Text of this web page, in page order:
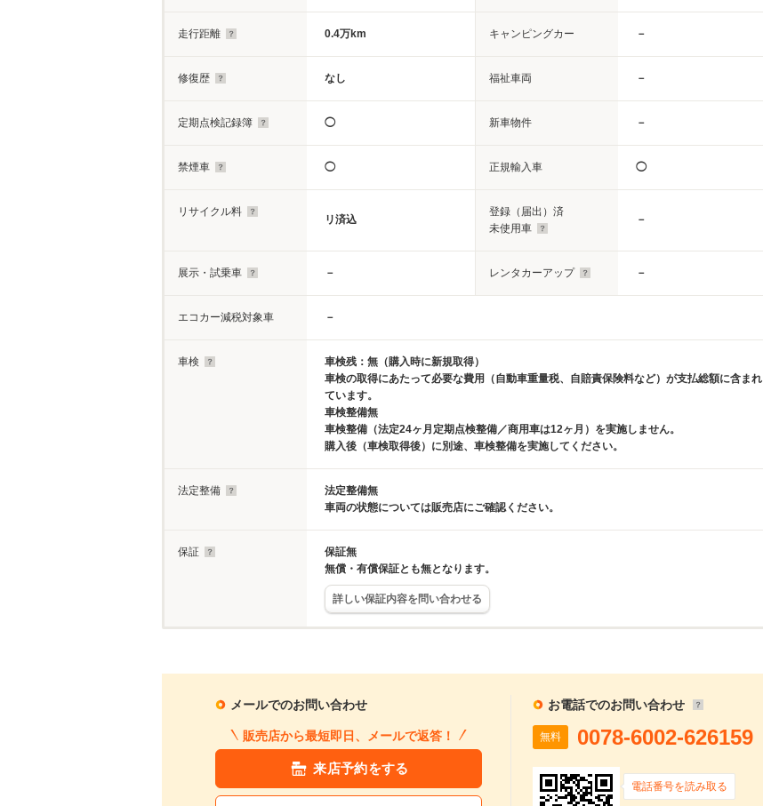
走行距離 0.4万km キャンピングカー －
修復歴 なし 福祉車両 －
定期点検記録簿 ◯ 新車物件 －
禁煙車 ◯ 正規輸入車 ◯
リサイクル料
リ済込
登録（届出）済
未使用車
－
展示・試乗車 － レンタカーアップ －
エコカー減税対象車 －
車検
車検残：無（購入時に新規取得）
車検の取得にあたって必要な費用（自動車重量税、自賠責保険料など）が支払総額に含まれ
ています。
車検整備無
車検整備（法定24ヶ月定期点検整備／商用車は12ヶ月）を実施しません。
購入後（車検取得後）に別途、車検整備を実施してください。
法定整備
法定整備無
車両の状態については販売店にご確認ください。
保証
保証無
無償・有償保証とも無となります。
詳しい保証内容を問い合わせる
メールでのお問い合わせ
販売店から最短即日、メールで返答！
来店予約をする
お電話でのお問い合わせ
無料 0078-6002-626159
電話番号を読み取る